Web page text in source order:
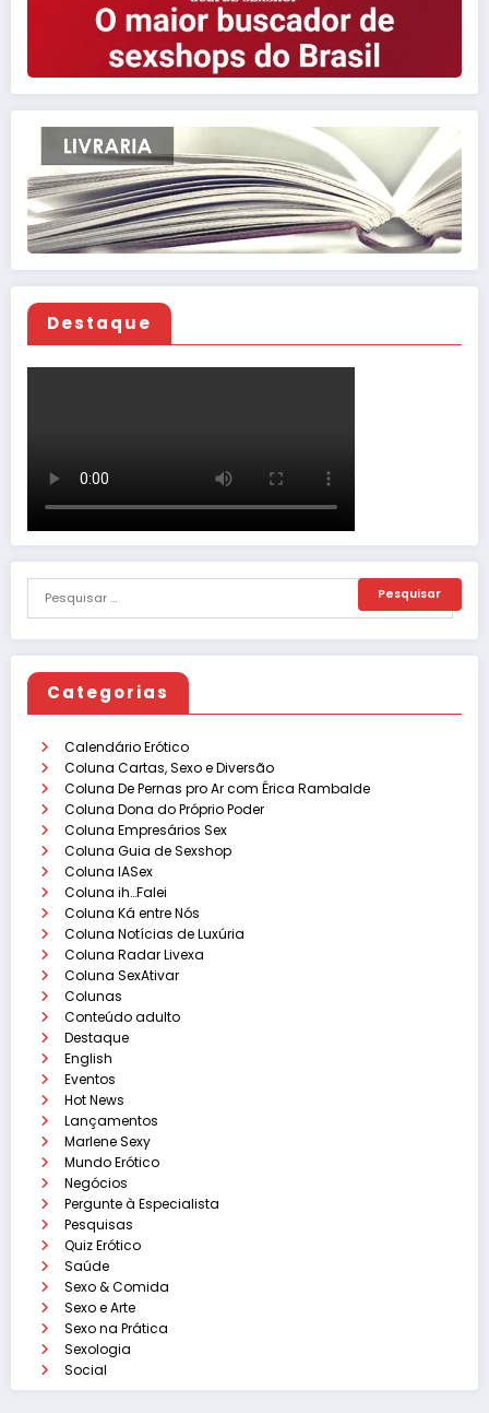
Destaque
Categorias
Calendário Erótico
Coluna Cartas, Sexo e Diversão
Coluna De Pernas pro Ar com Érica Rambalde
Coluna Dona do Próprio Poder
Coluna Empresários Sex
Coluna Guia de Sexshop
Coluna IASex
Coluna ih…Falei
Coluna Ká entre Nós
Coluna Notícias de Luxúria
Coluna Radar Livexa
Coluna SexAtivar
Colunas
Conteúdo adulto
Destaque
English
Eventos
Hot News
Lançamentos
Marlene Sexy
Mundo Erótico
Negócios
Pergunte à Especialista
Pesquisas
Quiz Erótico
Saúde
Sexo & Comida
Sexo e Arte
Sexo na Prática
Sexologia
Social